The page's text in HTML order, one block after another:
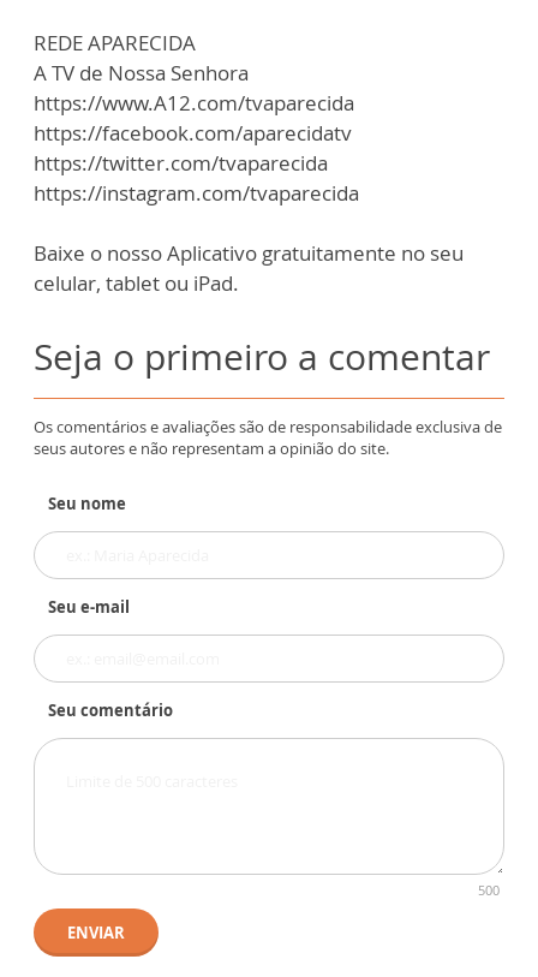
REDE APARECIDA
A TV de Nossa Senhora
https://www.A12.com/tvaparecida
https://facebook.com/aparecidatv
https://twitter.com/tvaparecida
https://instagram.com/tvaparecida
Baixe o nosso Aplicativo gratuitamente no seu
celular, tablet ou iPad.
Seja o primeiro a comentar
Os comentários e avaliações são de responsabilidade exclusiva de
seus autores e não representam a opinião do site.
Seu nome
Seu e-mail
Seu comentário
500
ENVIAR